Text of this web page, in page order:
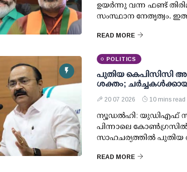
ഉയര്‍ന്നു വന്ന ഫണ്ട്
സംസ്ഥാന നേതൃത്വം.
READ MORE
POLITICS
പുതിയ കെപിസിസി
ശക്തം;
20 07 2026 10 mins read
ന്യൂഡല്‍ഹി: യുഡിഎഫ്
പിന്നാലെ
സാഹചര്യത്തില്‍ പുതിയ
READ MORE